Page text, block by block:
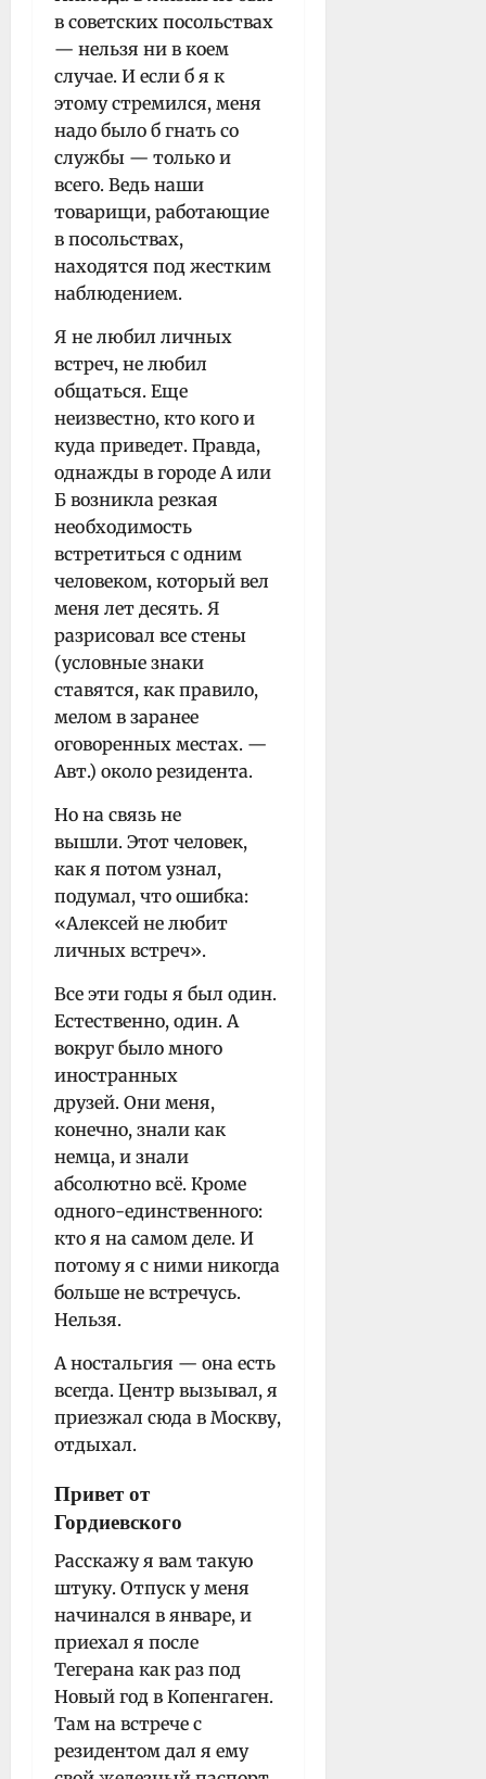
в советских посольствах
— нельзя ни в коем
случае. И если б я к
этому стремился, меня
надо было б гнать со
службы — только и
всего. Ведь наши
товарищи, работающие
в посольствах,
находятся под жестким
наблюдением.
Я не любил личных
встреч, не любил
общаться. Еще
неизвестно, кто кого и
куда приведет. Правда,
однажды в городе А или
Б возникла резкая
необходимость
встретиться с одним
человеком, который вел
меня лет десять. Я
разрисовал все стены
(условные знаки
ставятся, как правило,
мелом в заранее
оговоренных местах. —
Авт.) около резидента.
Но на связь не
вышли. Этот человек,
как я потом узнал,
подумал, что ошибка:
«Алексей не любит
личных встреч».
Все эти годы я был один.
Естественно, один. А
вокруг было много
иностранных
друзей. Они меня,
конечно, знали как
немца, и знали
абсолютно всё. Кроме
одного-единственного:
кто я на самом деле. И
потому я с ними никогда
больше не встречусь.
Нельзя.
А ностальгия — она есть
всегда. Центр вызывал, я
приезжал сюда в Москву,
отдыхал.
Привет от
Гордиевского
Расскажу я вам такую
штуку. Отпуск у меня
начинался в январе, и
приехал я после
Тегерана как раз под
Новый год в Копенгаген.
Там на встрече с
резидентом дал я ему